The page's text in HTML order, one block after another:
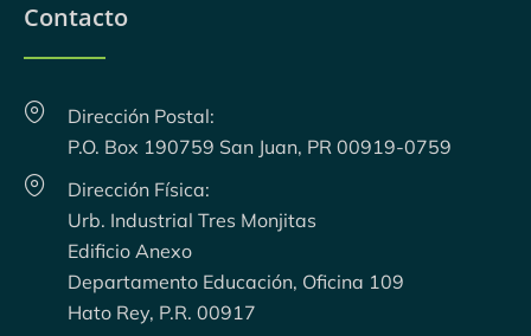
Contacto
Dirección Postal:
P.O. Box 190759 San Juan, PR 00919-0759
Dirección Física:
Urb. Industrial Tres Monjitas
Edificio Anexo
Departamento Educación, Oficina 109
Hato Rey, P.R. 00917